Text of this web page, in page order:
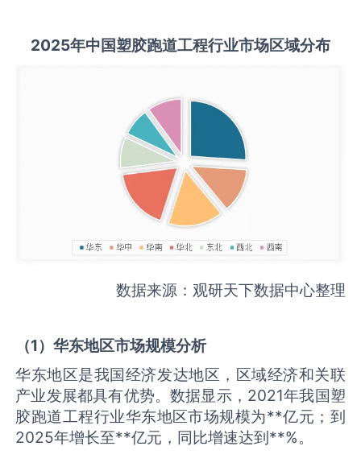
2025年中国塑胶跑道工程行业市场区域分布
数据来源：观研天下数据中心整理
（1）华东地区市场规模分析
华东地区是我国经济发达地区，区域经济和关联
产业发展都具有优势。数据显示，2021年我国塑
胶跑道工程行业华东地区市场规模为**亿元；到
2025年增长至**亿元，同比增速达到**%。